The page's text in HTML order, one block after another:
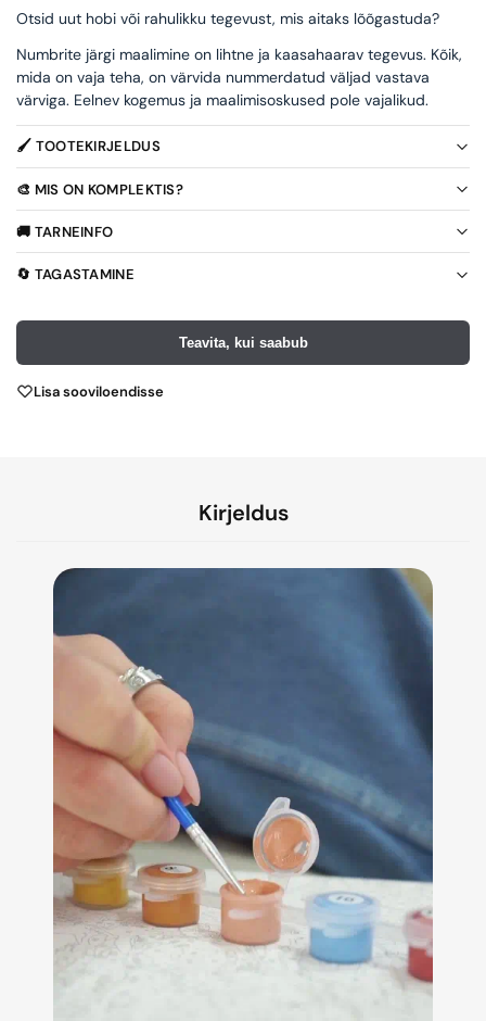
Otsid uut hobi või rahulikku tegevust, mis aitaks lõõgastuda?
Numbrite järgi maalimine on lihtne ja kaasahaarav tegevus. Kõik,
mida on vaja teha, on värvida nummerdatud väljad vastava
värviga. Eelnev kogemus ja maalimisoskused pole vajalikud.
🖌️ TOOTEKIRJELDUS
🎨 MIS ON KOMPLEKTIS?
🚚 TARNEINFO
🔄 TAGASTAMINE
Teavita, kui saabub
Lisa sooviloendisse
Kirjeldus